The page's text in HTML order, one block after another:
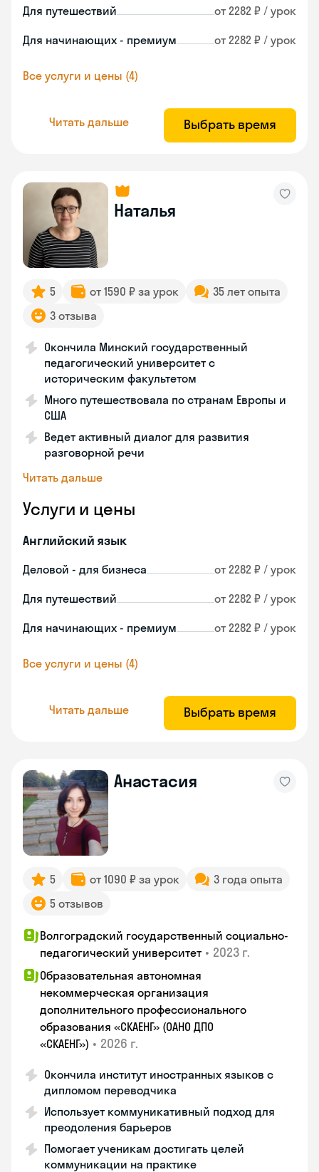
Для путешествий от 2282 ₽ / урок
Для начинающих - премиум от 2282 ₽ / урок
Все услуги и цены (4)
Читать дальше Выбрать время
Наталья
5 от 1590 ₽ за урок
35 лет опыта
3 отзыва
Окончила Минский государственный
педагогический университет с
историческим факультетом
Много путешествовала по странам Европы и
США
Ведет активный диалог для развития
разговорной речи
Читать дальше
Услуги и цены
Английский язык
Деловой - для бизнеса от 2282 ₽ / урок
Для путешествий от 2282 ₽ / урок
Для начинающих - премиум от 2282 ₽ / урок
Все услуги и цены (4)
Читать дальше Выбрать время
Анастасия
5 от 1090 ₽ за урок
3 года опыта
5 отзывов
Волгоградский государственный социально-
педагогический университет • 2023 г.
Образовательная автономная
некоммерческая организация
дополнительного профессионального
образования «СКАЕНГ» (ОАНО ДПО
«СКАЕНГ») • 2026 г.
Окончила институт иностранных языков с
дипломом переводчика
Использует коммуникативный подход для
преодоления барьеров
Помогает ученикам достигать целей
коммуникации на практике